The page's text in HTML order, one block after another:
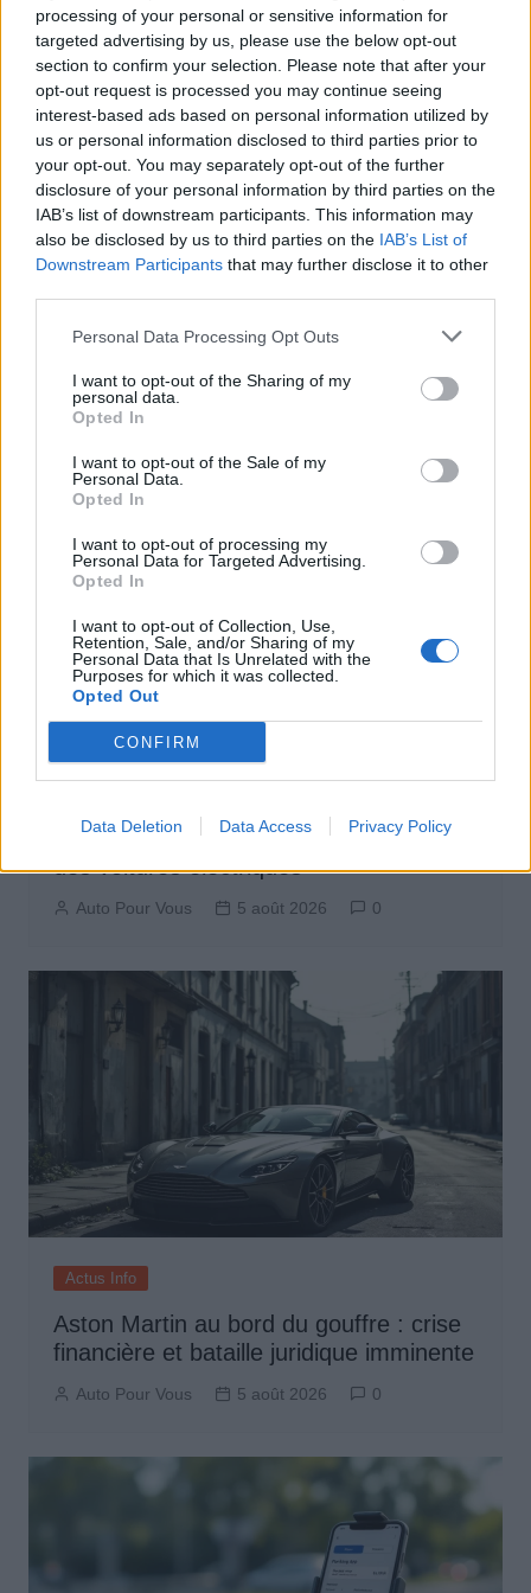
processing of your personal or sensitive information for
targeted advertising by us, please use the below opt-out
section to confirm your selection. Please note that after your
opt-out request is processed you may continue seeing
interest-based ads based on personal information utilized by
us or personal information disclosed to third parties prior to
your opt-out. You may separately opt-out of the further
disclosure of your personal information by third parties on the
IAB’s list of downstream participants. This information may
also be disclosed by us to third parties on the IAB’s List of
Downstream Participants that may further disclose it to other
Personal Data Processing Opt Outs
I want to opt-out of the Sharing of my
personal data.
Opted In
I want to opt-out of the Sale of my
Personal Data.
Opted In
I want to opt-out of processing my
Personal Data for Targeted Advertising.
Opted In
I want to opt-out of Collection, Use,
Retention, Sale, and/or Sharing of my
Personal Data that Is Unrelated with the
Purposes for which it was collected.
Opted Out
CONFIRM
Data Deletion Data Access Privacy Policy
Actus Info
Elon Musk nuirait gravement à Tesla
selon une étude européenne
Auto Pour Vous
Pourquoi le bouton start/stop disparaît
des voitures électriques
Auto Pour Vous 5 août 2026 0
Actus Info
Aston Martin au bord du gouffre : crise
financière et bataille juridique imminente
Auto Pour Vous 5 août 2026 0